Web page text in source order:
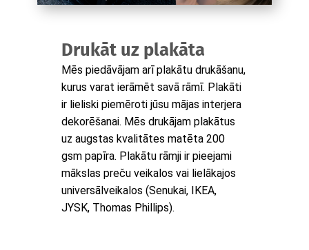
Drukāt uz plakāta
Mēs piedāvājam arī plakātu drukāšanu,
kurus varat ierāmēt savā rāmī. Plakāti
ir lieliski piemēroti jūsu mājas interjera
dekorēšanai. Mēs drukājam plakātus
uz augstas kvalitātes matēta 200
gsm papīra. Plakātu rāmji ir pieejami
mākslas preču veikalos vai lielākajos
universālveikalos (Senukai, IKEA,
JYSK, Thomas Phillips).